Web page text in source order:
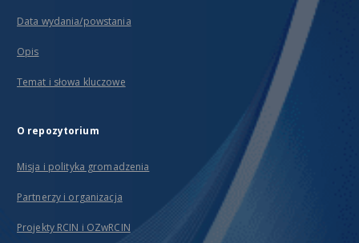
Data wydania/powstania
Opis
Temat i słowa kluczowe
O repozytorium
Misja i polityka gromadzenia
Partnerzy i organizacja
Projekty RCIN i OZwRCIN